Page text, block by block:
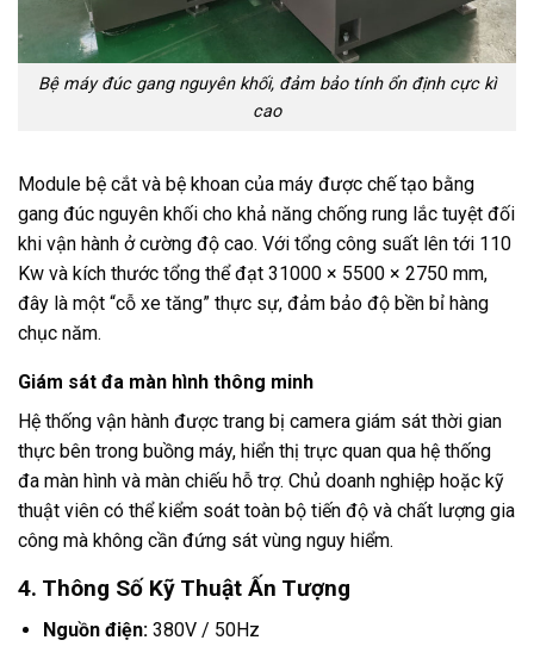
Bệ máy đúc gang nguyên khối, đảm bảo tính ổn định cực kì
cao
Module bệ cắt và bệ khoan của máy được chế tạo bằng
gang đúc nguyên khối cho khả năng chống rung lắc tuyệt đối
khi vận hành ở cường độ cao. Với tổng công suất lên tới 110
Kw và kích thước tổng thể đạt 31000 × 5500 × 2750 mm,
đây là một “cỗ xe tăng” thực sự, đảm bảo độ bền bỉ hàng
chục năm.
Giám sát đa màn hình thông minh
Hệ thống vận hành được trang bị camera giám sát thời gian
thực bên trong buồng máy, hiển thị trực quan qua hệ thống
đa màn hình và màn chiếu hỗ trợ. Chủ doanh nghiệp hoặc kỹ
thuật viên có thể kiểm soát toàn bộ tiến độ và chất lượng gia
công mà không cần đứng sát vùng nguy hiểm.
4. Thông Số Kỹ Thuật Ấn Tượng
Nguồn điện:380V / 50Hz